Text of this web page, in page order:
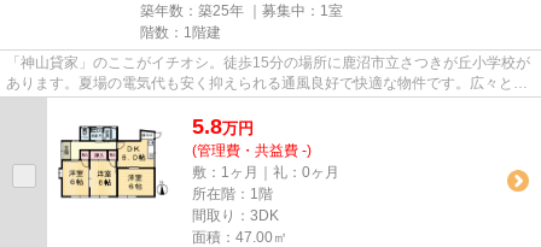
築年数：築25年 ｜募集中： 1室
階数：1階建
「神山貸家」のここがイチオシ。徒歩15分の場所に鹿沼市立さつきが丘小学校が
あります。夏場の電気代も安く抑えられる通風良好で快適な物件です。広々とし
5.8万円
(管理費・共益費 -)
敷：1ヶ月｜礼：0ヶ月
所在階：1階
間取り：3DK
面積：47.00㎡